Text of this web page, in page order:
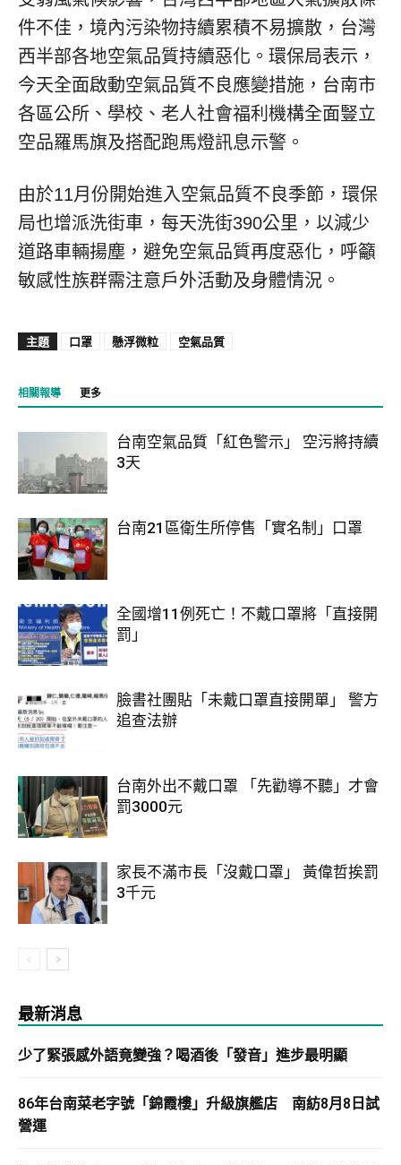
件不佳，境內污染物持續累積不易擴散，台灣
西半部各地空氣品質持續惡化。環保局表示，
今天全面啟動空氣品質不良應變措施，台南市
各區公所、學校、老人社會福利機構全面豎立
空品羅馬旗及搭配跑馬燈訊息示警。
由於11月份開始進入空氣品質不良季節，環保
局也增派洗街車，每天洗街390公里，以減少
道路車輛揚塵，避免空氣品質再度惡化，呼籲
敏感性族群需注意戶外活動及身體情況。
主題 口罩 懸浮微粒 空氣品質
相關報導 更多
台南空氣品質「紅色警示」 空污將持續
3天
台南21區衛生所停售「實名制」口罩
全國增11例死亡！不戴口罩將「直接開
罰」
臉書社團貼「未戴口罩直接開單」 警方
追查法辦
台南外出不戴口罩 「先勸導不聽」才會
罰3000元
家長不滿市長「沒戴口罩」 黃偉哲挨罰
3千元
最新消息
少了緊張感外語竟變強？喝酒後「發音」進步最明顯
86年台南菜老字號「錦霞樓」升級旗艦店 南紡8月8日試
營運